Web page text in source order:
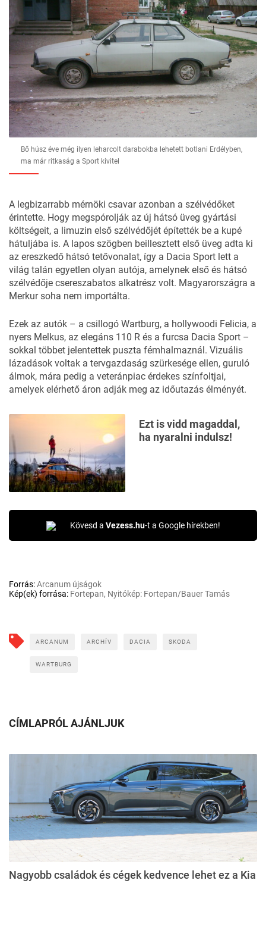
Bő húsz éve még ilyen leharcolt darabokba lehetett botlani Erdélyben,
ma már ritkaság a Sport kivitel
A legbizarrabb mérnöki csavar azonban a szélvédőket
érintette. Hogy megspórolják az új hátsó üveg gyártási
költségeit, a limuzin első szélvédőjét építették be a kupé
hátuljába is. A lapos szögben beillesztett első üveg adta ki
az ereszkedő hátsó tetővonalat, így a Dacia Sport lett a
világ talán egyetlen olyan autója, amelynek első és hátsó
szélvédője csereszabatos alkatrész volt. Magyarországra a
Merkur soha nem importálta.
Ezek az autók – a csillogó Wartburg, a hollywoodi Felicia, a
nyers Melkus, az elegáns 110 R és a furcsa Dacia Sport –
sokkal többet jelentettek puszta fémhalmaznál. Vizuális
lázadások voltak a tervgazdaság szürkesége ellen, guruló
álmok, mára pedig a veteránpiac érdekes színfoltjai,
amelyek elérhető áron adják meg az időutazás élményét.
Ezt is vidd magaddal,
ha nyaralni indulsz!
Kövesd a Vezess.hu-t a Google hírekben!
Forrás:Arcanum újságok
Kép(ek) forrása: Fortepan, Nyitókép: Fortepan/Bauer Tamás
ARCANUM ARCHÍV DACIA SKODA
WARTBURG
CÍMLAPRÓL AJÁNLJUK
Nagyobb családok és cégek kedvence lehet ez a Kia